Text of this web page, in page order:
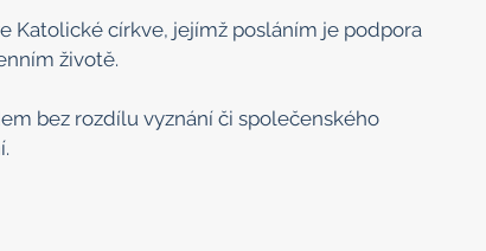
Katolické církve, jejímž posláním je podpora
životě.
bez rozdílu vyznání či společenského